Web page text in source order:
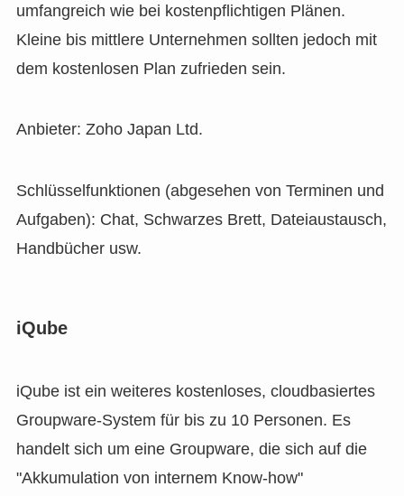
umfangreich wie bei kostenpflichtigen Plänen.
Kleine bis mittlere Unternehmen sollten jedoch mit
dem kostenlosen Plan zufrieden sein.
Anbieter: Zoho Japan Ltd.
Schlüsselfunktionen (abgesehen von Terminen und
Aufgaben): Chat, Schwarzes Brett, Dateiaustausch,
Handbücher usw.
iQube
iQube ist ein weiteres kostenloses, cloudbasiertes
Groupware-System für bis zu 10 Personen. Es
handelt sich um eine Groupware, die sich auf die
"Akkumulation von internem Know-how"